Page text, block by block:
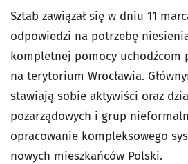
Sztab zawiązał się w dniu 11
odpowiedzi na potrzebę
kompletnej pomocy uchodźcom
na terytorium Wrocławia.
stawiają sobie aktywiści oraz
pozarządowych i grup
opracowanie kompleksowego
nowych mieszkańców Polski.